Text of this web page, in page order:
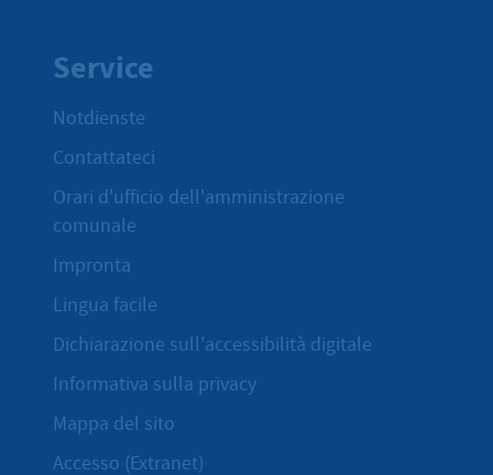
Service
Notdienste
Contattateci
Orari d'ufficio dell'amministrazione
comunale
Impronta
Lingua facile
Dichiarazione sull'accessibilità digitale
Informativa sulla privacy
Mappa del sito
Accesso (Extranet)